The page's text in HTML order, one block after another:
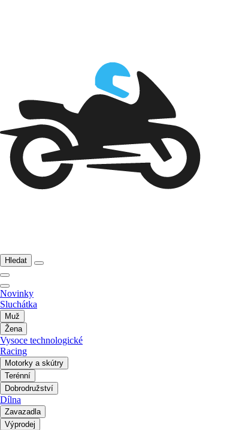
Hledat
Novinky
Sluchátka
Muž
Žena
Vysoce technologické
Racing
Motorky a skútry
Terénní
Dobrodružství
Dílna
Zavazadla
Výprodej